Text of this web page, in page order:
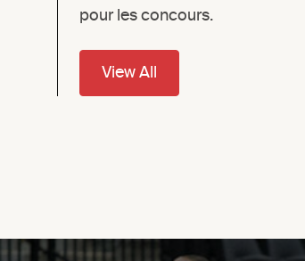
pour les concours.
View All